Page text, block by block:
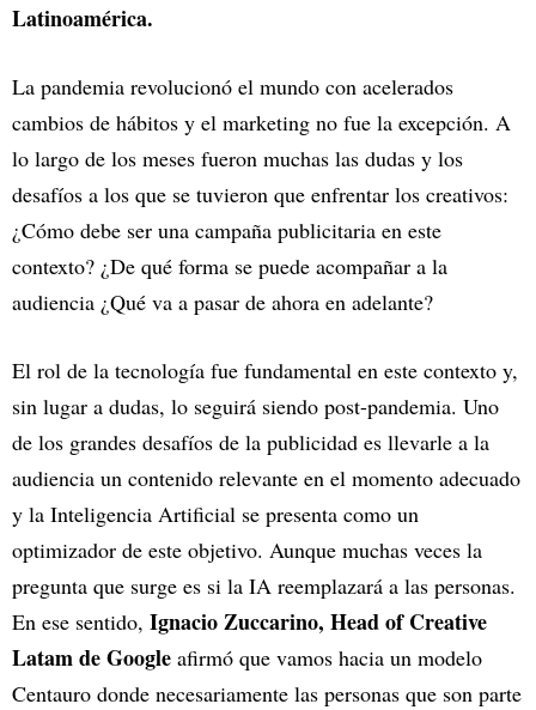
Latinoamérica.
La pandemia revolucionó el mundo con acelerados
cambios de hábitos y el marketing no fue la excepción. A
lo largo de los meses fueron muchas las dudas y los
desafíos a los que se tuvieron que enfrentar los creativos:
¿Cómo debe ser una campaña publicitaria en este
contexto? ¿De qué forma se puede acompañar a la
audiencia ¿Qué va a pasar de ahora en adelante?
El rol de la tecnología fue fundamental en este contexto y,
sin lugar a dudas, lo seguirá siendo post-pandemia. Uno
de los grandes desafíos de la publicidad es llevarle a la
audiencia un contenido relevante en el momento adecuado
y la Inteligencia Artificial se presenta como un
optimizador de este objetivo. Aunque muchas veces la
pregunta que surge es si la IA reemplazará a las personas.
En ese sentido, Ignacio Zuccarino, Head of Creative
Latam de Google afirmó que vamos hacia un modelo
Centauro donde necesariamente las personas que son parte